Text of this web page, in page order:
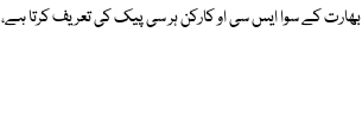
کے سوا ایس سی او کارکن ہر سی پیک کی تعریف کرتا ہے،